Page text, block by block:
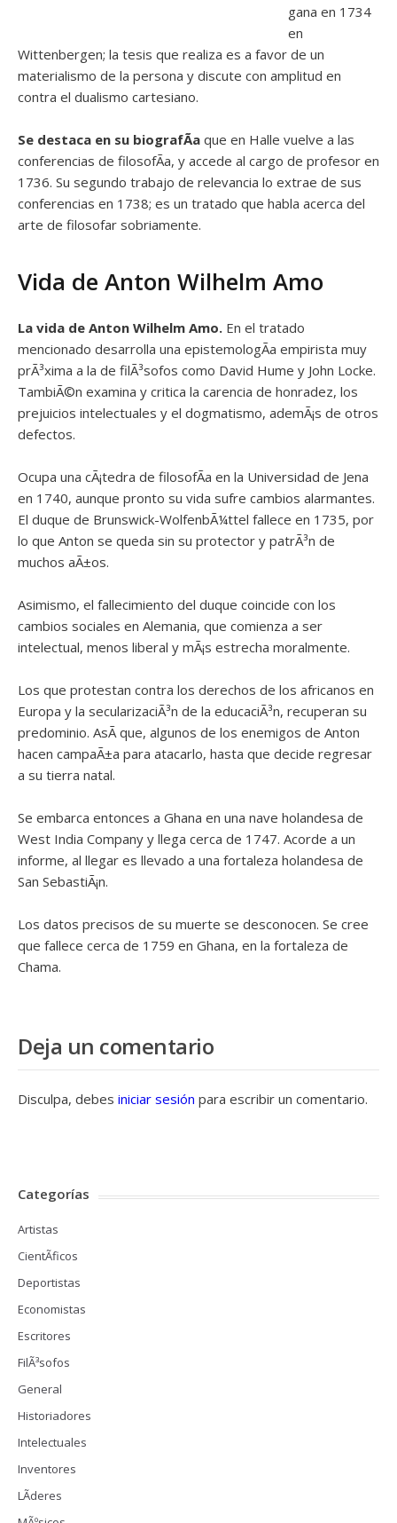
gana en 1734
en
Wittenbergen; la tesis que realiza es a favor de un
materialismo de la persona y discute con amplitud en
contra el dualismo cartesiano.
Se destaca en su biografÃ­a que en Halle vuelve a las
conferencias de filosofÃ­a, y accede al cargo de profesor en
1736. Su segundo trabajo de relevancia lo extrae de sus
conferencias en 1738; es un tratado que habla acerca del
arte de filosofar sobriamente.
Vida de Anton Wilhelm Amo
La vida de Anton Wilhelm Amo. En el tratado
mencionado desarrolla una epistemologÃ­a empirista muy
prÃ³xima a la de filÃ³sofos como David Hume y John Locke.
TambiÃ©n examina y critica la carencia de honradez, los
prejuicios intelectuales y el dogmatismo, ademÃ¡s de otros
defectos.
Ocupa una cÃ¡tedra de filosofÃ­a en la Universidad de Jena
en 1740, aunque pronto su vida sufre cambios alarmantes.
El duque de Brunswick-WolfenbÃ¼ttel fallece en 1735, por
lo que Anton se queda sin su protector y patrÃ³n de
muchos aÃ±os.
Asimismo, el fallecimiento del duque coincide con los
cambios sociales en Alemania, que comienza a ser
intelectual, menos liberal y mÃ¡s estrecha moralmente.
Los que protestan contra los derechos de los africanos en
Europa y la secularizaciÃ³n de la educaciÃ³n, recuperan su
predominio. AsÃ­ que, algunos de los enemigos de Anton
hacen campaÃ±a para atacarlo, hasta que decide regresar
a su tierra natal.
Se embarca entonces a Ghana en una nave holandesa de
West India Company y llega cerca de 1747. Acorde a un
informe, al llegar es llevado a una fortaleza holandesa de
San SebastiÃ¡n.
Los datos precisos de su muerte se desconocen. Se cree
que fallece cerca de 1759 en Ghana, en la fortaleza de
Chama.
Deja un comentario
Disculpa, debes iniciar sesión para escribir un comentario.
Categorías
Artistas
CientÃ­ficos
Deportistas
Economistas
Escritores
FilÃ³sofos
General
Historiadores
Intelectuales
Inventores
LÃ­deres